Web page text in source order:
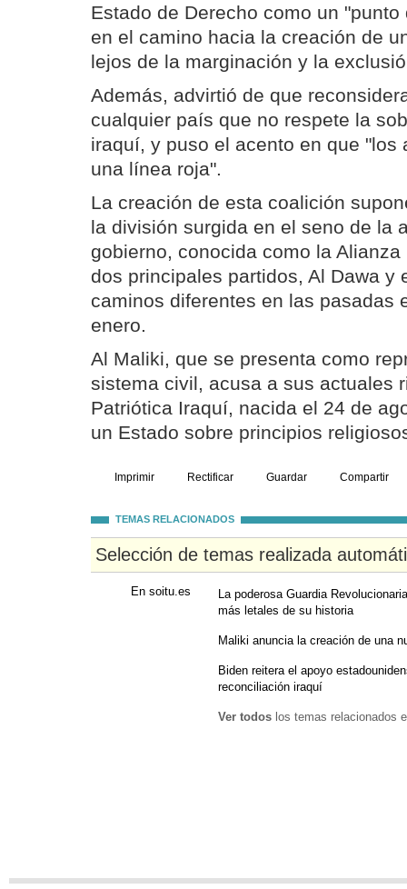
Estado de Derecho como un
en el camino hacia la creación de
lejos de la marginación y la
Además, advirtió de que
cualquier país que no respete la
iraquí, y puso el acento en que "los
una línea roja".
La creación de esta coalición
la división surgida en el seno de la
gobierno, conocida como la
dos principales partidos, Al Dawa y
caminos diferentes en las pasadas
enero.
Al Maliki, que se presenta como
sistema civil, acusa a sus actuales
Patriótica Iraquí, nacida el 24 de
un Estado sobre principios
Imprimir Rectificar Guardar Compartir
TEMAS RELACIONADOS
Selección de temas realizada
En soitu.es
La poderosa Guardia
más letales de su historia
Maliki anuncia la creación de una
Biden reitera el apoyo
reconciliación iraquí
Ver todos los temas relacionados